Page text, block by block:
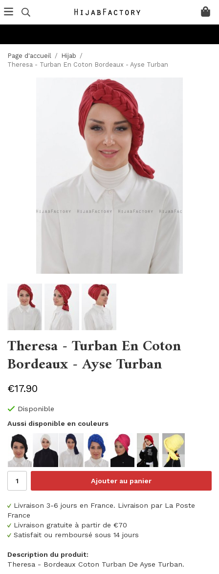
Page d'accueil / Hijab /
Theresa - Turban En Coton Bordeaux - Ayse Turban
Theresa - Turban En Coton
Bordeaux - Ayse Turban
€17.90
Disponible
Aussi disponible en couleurs
Ajouter au panier
Livraison 3-6 jours en France. Livraison par La Poste
France
Livraison gratuite à partir de €70
Satisfait ou remboursé sous 14 jours
Description du produit:
Theresa - Bordeaux Coton Turban De Ayse Turban.